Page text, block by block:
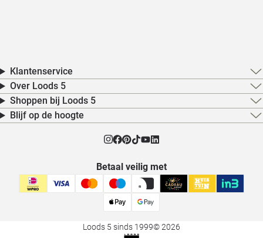
Klantenservice
Over Loods 5
Shoppen bij Loods 5
Blijf op de hoogte
Betaal veilig met
Loods 5 sinds 1999© 2026